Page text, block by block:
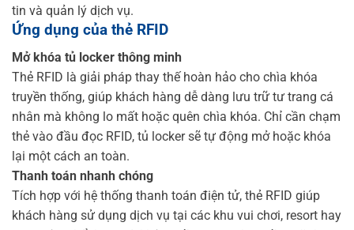
tin và quản lý dịch vụ.
Ứng dụng của thẻ RFID
Mở khóa tủ locker thông minh
Thẻ RFID là giải pháp thay thế hoàn hảo cho chìa khóa
truyền thống, giúp khách hàng dễ dàng lưu trữ tư trang cá
nhân mà không lo mất hoặc quên chìa khóa. Chỉ cần chạm
thẻ vào đầu đọc RFID, tủ locker sẽ tự động mở hoặc khóa
lại một cách an toàn.
Thanh toán nhanh chóng
Tích hợp với hệ thống thanh toán điện tử, thẻ RFID giúp
khách hàng sử dụng dịch vụ tại các khu vui chơi, resort hay